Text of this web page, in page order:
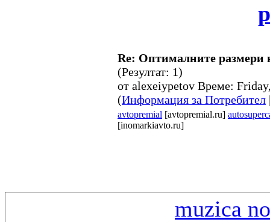
Re: Оптималните размери
(Резултат: 1)
от alexeiypetov Време:
(Информация за Потребител
avtopremial [avtopremial.ru]
[inomarkiavto.ru]
muzica